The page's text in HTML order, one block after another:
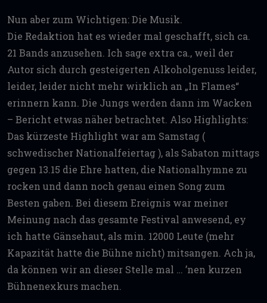
Nun aber zum Wichtigen: Die Musik.
Die Redaktion hat es wieder mal geschafft, sich ca.
21 Bands anzusehen. Ich sage extra ca., weil der
Autor sich durch gesteigerten Alkoholgenuss leider,
leider, leider nicht mehr wirklich an „In Flames“
erinnern kann. Die Jungs werden dann im Wacken
– Bericht etwas näher betrachtet. Also Highlights:
Das kürzeste Highlight war am Samstag (
schwedischer Nationalfeiertag ), als Sabaton mittags
gegen 13.15 die Ehre hatten, die Nationalhymne zu
rocken und dann noch genau einen Song zum
Besten gaben. Bei diesem Ereignis war meiner
Meinung nach das gesamte Festival anwesend, ey
ich hatte Gänsehaut, als min. 12000 Leute (mehr
Kapazität hatte die Bühne nicht) mitsangen. Ach ja,
da können wir an dieser Stelle mal … ’nen kurzen
Bühnenexkurs machen.